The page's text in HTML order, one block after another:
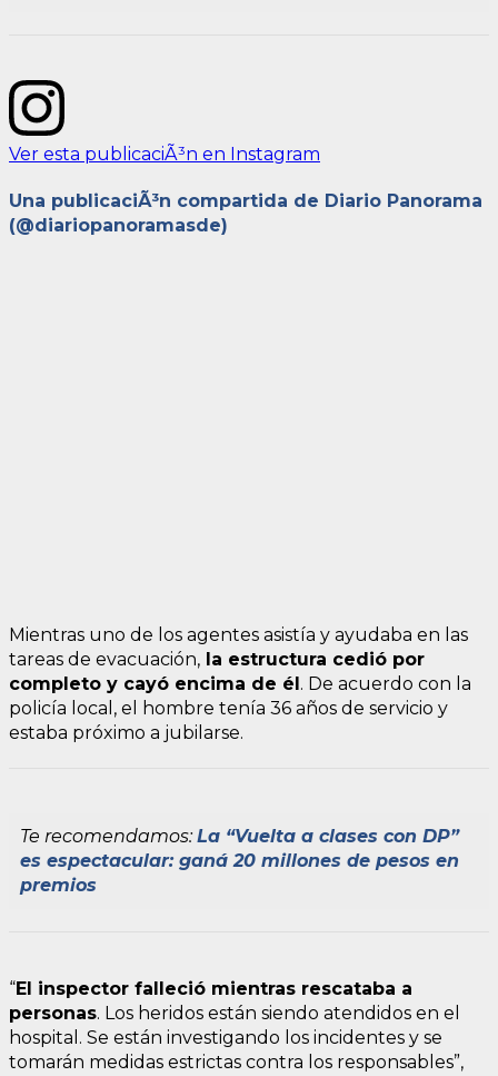
Ver esta publicaciÃ³n en Instagram
Una publicaciÃ³n compartida de Diario Panorama
(@diariopanoramasde)
Mientras uno de los agentes asistía y ayudaba en las
tareas de evacuación, la estructura cedió por
completo y cayó encima de él. De acuerdo con la
policía local, el hombre tenía 36 años de servicio y
estaba próximo a jubilarse.
Te recomendamos:La “Vuelta a clases con DP”
es espectacular: ganá 20 millones de pesos en
premios
“El inspector falleció mientras rescataba a
personas. Los heridos están siendo atendidos en el
hospital. Se están investigando los incidentes y se
tomarán medidas estrictas contra los responsables”,